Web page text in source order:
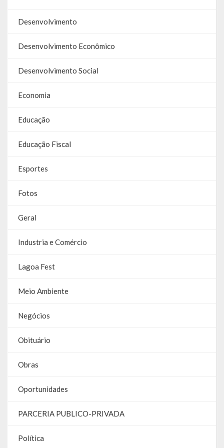
Covid 19
Publicações Oficiais
SIAFIC
Contas
LicitaCon Cidadão
Prestação de Contas
Demonstrativos Contábeis
Legislativo
Desenvolvimento
Desenvolvimento Econômico
Desenvolvimento Social
Economia
Educação
Educação Fiscal
Esportes
Fotos
Geral
Industria e Comércio
Lagoa Fest
Meio Ambiente
Negócios
Obituário
Obras
Oportunidades
PARCERIA PUBLICO-PRIVADA
Política